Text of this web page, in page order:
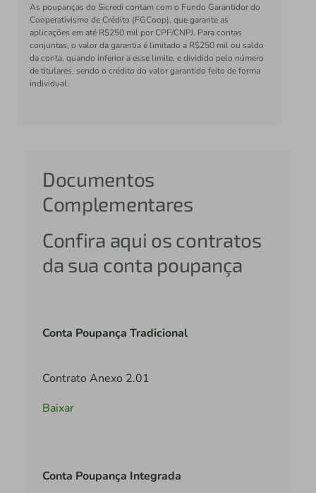
As poupanças do Sicredi contam com o Fundo Garantidor do
Cooperativismo de Crédito (FGCoop), que garante as
aplicações em até R$250 mil por CPF/CNPJ. Para contas
conjuntas, o valor da garantia é limitado a R$250 mil ou saldo
da conta, quando inferior a esse limite, e dividido pelo número
de titulares, sendo o crédito do valor garantido feito de forma
individual.
Documentos
Complementares
Confira aqui os contratos
da sua conta poupança
Conta Poupança Tradicional
Contrato Anexo 2.01
Baixar
Conta Poupança Integrada